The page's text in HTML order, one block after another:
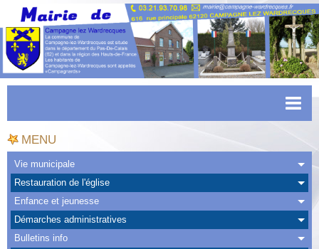
Accueil
Actualités
Facebook
CAPSO
Urbanisme
MENU
Vie municipale
Restauration de l'église
Enfance et jeunesse
Démarches administratives
Bulletins info